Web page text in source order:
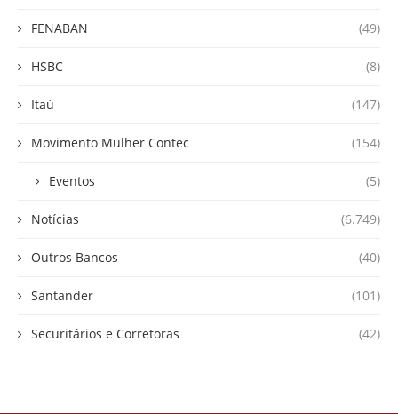
FENABAN (49)
HSBC (8)
Itaú (147)
Movimento Mulher Contec (154)
Eventos (5)
Notícias (6.749)
Outros Bancos (40)
Santander (101)
Securitários e Corretoras (42)